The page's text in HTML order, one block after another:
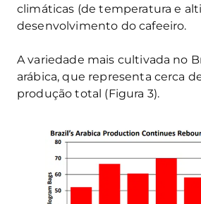
climáticas (de temperatura e
desenvolvimento do cafeeiro.
A variedade mais cultivada no
arábica, que representa cerca
produção total (Figura 3).